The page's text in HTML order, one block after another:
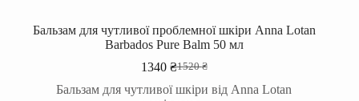
Бальзам для чутливої проблемної шкіри Anna Lotan
Barbados Pure Balm 50 мл
1520₴
Оригінальна
ціна:
1340 ₴Поточна
ціна:
Бальзам для чутливої шкіри від Anna Lotan